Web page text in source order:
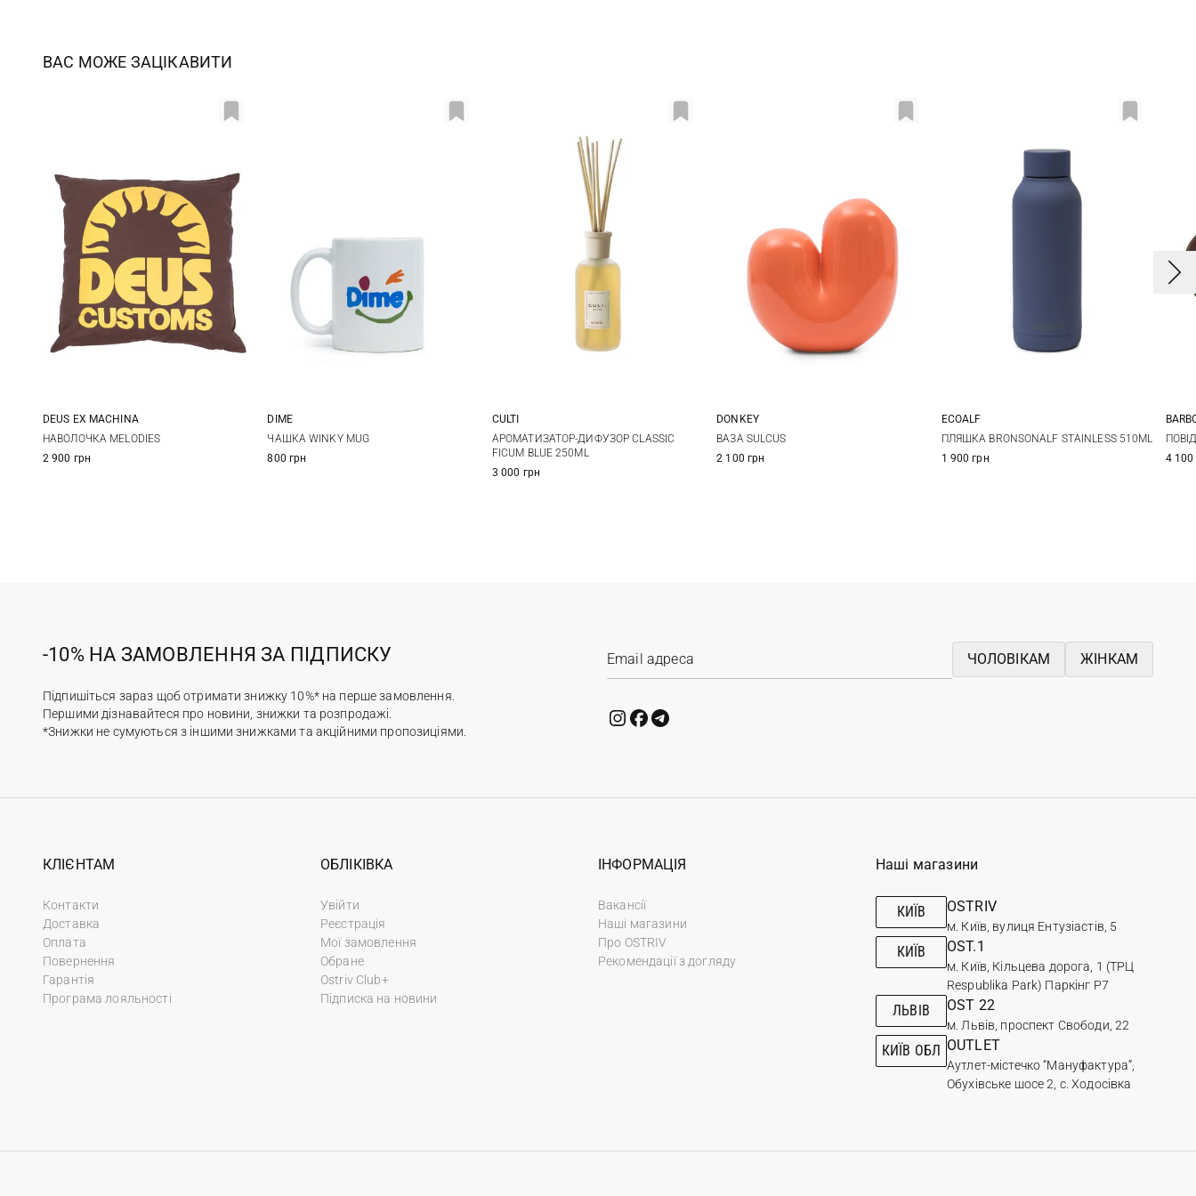
ВАС МОЖЕ ЗАЦІКАВИТИ
One Size
DEUS EX MACHINА
НАВОЛОЧКА MELODIES
2 900 грн
One Size
DIME
ЧАШКА WINKY MUG
800 грн
250МЛ
CULTI
АРОМАТИЗАТОР-ДИФУЗОР CLASSIC
FICUM BLUE 250ML
3 000 грн
DONKEY
ВАЗА SULCUS
2 100 грн
One Size
ECOALF
ПЛЯШКА BRONSONALF STAINLESS 510ML
1 900 грн
4 100
-10% НА ЗАМОВЛЕННЯ ЗА ПІДПИСКУ
Підпишіться зараз щоб отримати знижку 10%* на перше замовлення.
Першими дізнавайтеся про новини, знижки та розпродажі.
*Знижки не сумуються з іншими знижками та акційними пропозиціями.
ЧОЛОВІКАМ ЖІНКАМ
КЛІЄНТАМ
Контакти
Доставка
Оплата
Повернення
Гарантія
Програма лояльності
ОБЛІКІВКА
Увійти
Реєстрація
Мої замовлення
Обране
Ostriv Club+
Підписка на новини
ІНФОРМАЦІЯ
Вакансії
Наші магазини
Про OSTRIV
Рекомендації з догляду
Наші магазини
КИЇВ OSTRIV
м. Київ, вулиця Ентузіастів, 5
КИЇВ OST.1
м. Київ, Кільцева дорога, 1 (ТРЦ
Respublika Park) Паркінг Р7
ЛЬВІВ OST 22
м. Львів, проспект Свободи, 22
КИЇВ ОБЛ OUTLET
Аутлет-містечко “Мануфактура”,
Обухівське шосе 2, с. Ходосівка